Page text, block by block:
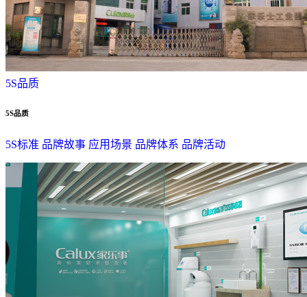
5S品质
5S品质
5S标准 品牌故事 应用场景 品牌体系 品牌活动